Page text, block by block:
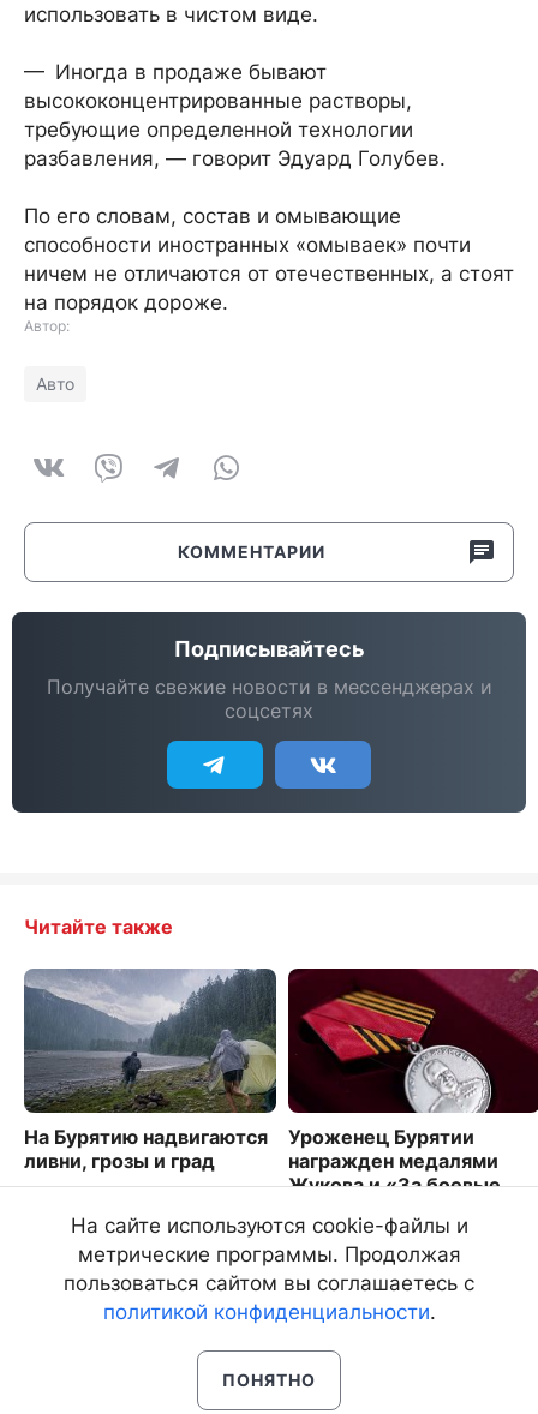
использовать в чистом виде.
— Иногда в продаже бывают
высококонцентрированные растворы,
требующие определенной технологии
разбавления, — говорит Эдуард Голубев.
По его словам, состав и омывающие
способности иностранных «омываек» почти
ничем не отличаются от отечественных, а стоят
на порядок дороже.
Автор:
Авто
КОММЕНТАРИИ
Подписывайтесь
Получайте свежие новости в мессенджерах и
соцсетях
Читайте также
На Бурятию надвигаются
ливни, грозы и град
Уроженец Бурятии
награжден медалями
Жукова и «За боевые
2371
На сайте используются cookie-файлы и
метрические программы. Продолжая
пользоваться сайтом вы соглашаетесь с
политикой конфиденциальности.
ПОНЯТНО